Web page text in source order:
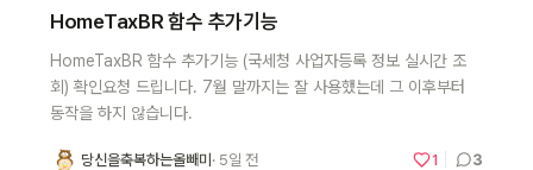
HomeTaxBR 함수 추가기능
HomeTaxBR 함수 추가기능 (국세청 사업자등록 정보 실시간 조
회) 확인요청 드립니다. 7월 말까지는 잘 사용했는데 그 이후부터
동작을 하지 않습니다.
당 당신을축복하는올빼미· 5일 전 1 3